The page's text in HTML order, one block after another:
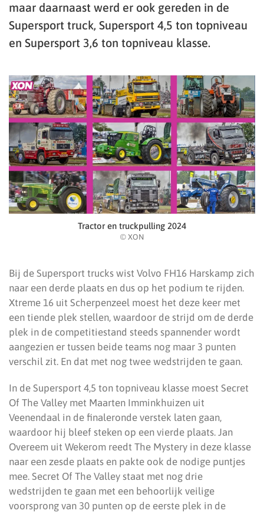
maar daarnaast werd er ook gereden in de
Supersport truck, Supersport 4,5 ton topniveau
en Supersport 3,6 ton topniveau klasse.
Tractor en truckpulling 2024
© XON
Bij de Supersport trucks wist Volvo FH16 Harskamp zich
naar een derde plaats en dus op het podium te rijden.
Xtreme 16 uit Scherpenzeel moest het deze keer met
een tiende plek stellen, waardoor de strijd om de derde
plek in de competitiestand steeds spannender wordt
aangezien er tussen beide teams nog maar 3 punten
verschil zit. En dat met nog twee wedstrijden te gaan.
In de Supersport 4,5 ton topniveau klasse moest Secret
Of The Valley met Maarten Imminkhuizen uit
Veenendaal in de finaleronde verstek laten gaan,
waardoor hij bleef steken op een vierde plaats. Jan
Overeem uit Wekerom reedt The Mystery in deze klasse
naar een zesde plaats en pakte ook de nodige puntjes
mee. Secret Of The Valley staat met nog drie
wedstrijden te gaan met een behoorlijk veilige
voorsprong van 30 punten op de eerste plek in de